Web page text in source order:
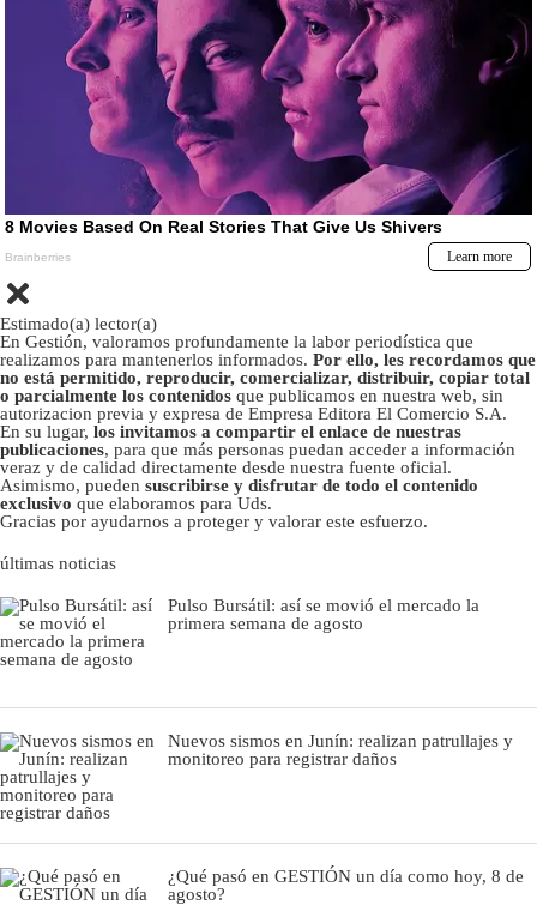
Estimado(a) lector(a)
En Gestión, valoramos profundamente la labor periodística que
realizamos para mantenerlos informados. Por ello, les recordamos que
no está permitido, reproducir, comercializar, distribuir, copiar total
o parcialmente los contenidos que publicamos en nuestra web, sin
autorizacion previa y expresa de Empresa Editora El Comercio S.A.
En su lugar, los invitamos a compartir el enlace de nuestras
publicaciones, para que más personas puedan acceder a información
veraz y de calidad directamente desde nuestra fuente oficial.
Asimismo, pueden suscribirse y disfrutar de todo el contenido
exclusivo que elaboramos para Uds.
Gracias por ayudarnos a proteger y valorar este esfuerzo.
últimas noticias
Pulso Bursátil: así se movió el mercado la
primera semana de agosto
Nuevos sismos en Junín: realizan patrullajes y
monitoreo para registrar daños
¿Qué pasó en GESTIÓN un día como hoy, 8 de
agosto?